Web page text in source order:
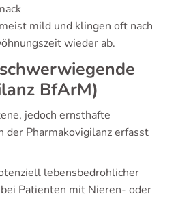
mild und klingen oft nach
wieder ab.
BfArM)
jedoch ernsthafte
der Pharmakovigilanz erfasst
lebensbedrohlicher
Patienten mit Nieren- oder